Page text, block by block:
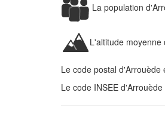
La population
L'altitude
Le code postal d'Arrouède
Le code INSEE d'Arrouède